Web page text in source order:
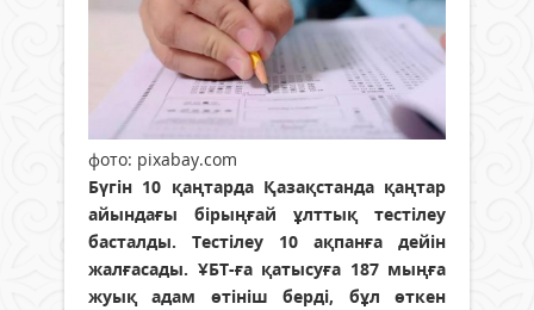
фото: pixabay.com
Бүгін 10 қаңтарда Қазақстанда қаңтар
айындағы бірыңғай ұлттық тестілеу
басталды. Тестілеу 10 ақпанға дейін
жалғасады. ҰБТ-ға қатысуға 187 мыңға
жуық адам өтініш берді, бұл өткен